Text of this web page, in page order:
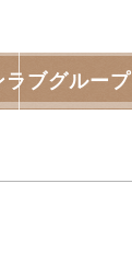
ラブグループ